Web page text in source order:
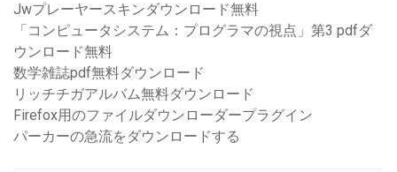
Jwプレーヤースキンダウンロード無料
「コンピュータシステム：プログラマの視点」第3 pdfダ
ウンロード無料
数学雑誌pdf無料ダウンロード
リッチチガアルバム無料ダウンロード
Firefox用のファイルダウンローダープラグイン
パーカーの急流をダウンロードする